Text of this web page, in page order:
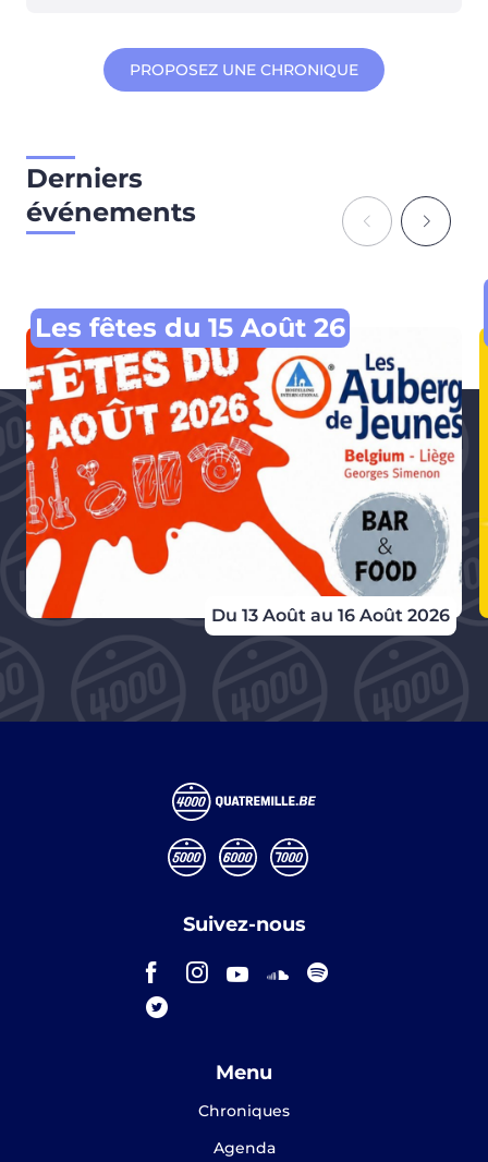
PROPOSEZ UNE CHRONIQUE
Derniers
événements
Du 13 Août au 16 Août 2026
Les fêtes du 15 Août 26
Suivez-nous
Menu
Chroniques
Agenda